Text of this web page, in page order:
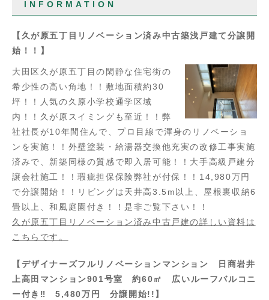
INFORMATION
【久が原五丁目リノベーション済み中古築浅戸建て分譲開
始！！】
大田区久が原五丁目の閑静な住宅街の
希少性の高い角地！！敷地面積約30
坪！！人気の久原小学校通学区域
内！！久が原スイミングも至近！！弊
社社長が10年間住んで、プロ目線で渾身のリノベーショ
ンを実施！！外壁塗装・給湯器交換他充実の改修工事実施
済みで、新築同様の質感で即入居可能！！大手高級戸建分
譲会社施工！！瑕疵担保保険弊社が付保！！14,980万円
で分譲開始！！リビングは天井高3.5m以上、屋根裏収納6
畳以上、和風庭園付き！！是非ご覧下さい！！
久が原五丁目リノベーション済み中古戸建の詳しい資料は
こちらです。
【デザイナーズフルリノベーションマンション 日商岩井
上高田マンション901号室 約60㎡ 広いルーフバルコニ
ー付き‼ 5,480万円 分譲開始!!】